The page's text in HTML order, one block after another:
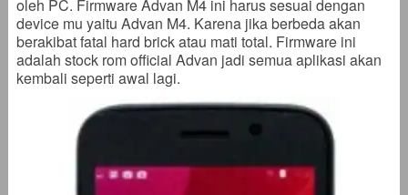
oleh PC. Firmware Advan M4 ini harus sesuai dengan
device mu yaitu Advan M4. Karena jika berbeda akan
berakibat fatal hard brick atau mati total. Firmware ini
adalah stock rom official Advan jadi semua aplikasi akan
kembali seperti awal lagi.